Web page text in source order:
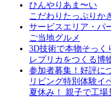
ひんやりあま〜い
こだわりたっぷりか
サービスエリア・パ
ご当地グルメ
3D技術で本物そっく
レプリカをつくる博
参加者募集！好評に
リビング特別体験イ
夏休み！ 親子で工場